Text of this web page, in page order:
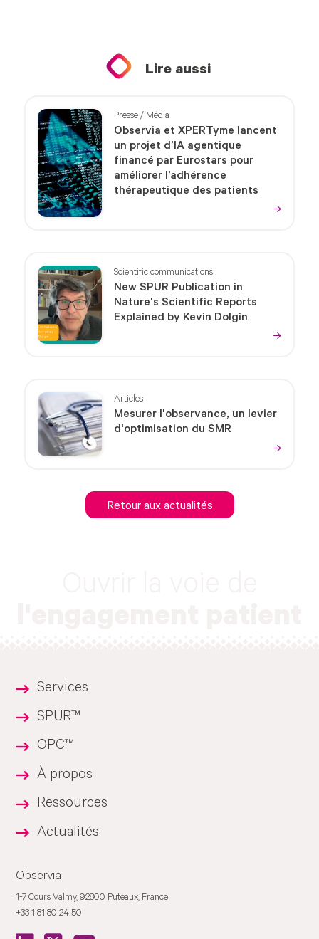
Lire aussi
Presse / Média
Observia et XPERTyme lancent
un projet d’IA agentique
financé par Eurostars pour
améliorer l’adhérence
thérapeutique des patients
Scientific communications
New SPUR Publication in
Nature's Scientific Reports
Explained by Kevin Dolgin
Articles
Mesurer l'observance, un levier
d'optimisation du SMR
Retour aux actualités
Services
SPUR™
OPC™
À propos
Ressources
Actualités
Observia
1-7 Cours Valmy, 92800 Puteaux, France
+33 1 81 80 24 50